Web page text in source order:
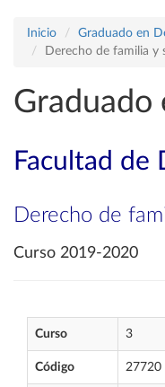
Inicio Graduado en
Derecho de familia y
Graduado
Facultad de
Derecho de
Curso 2019-2020
Curso 3
Código 27720